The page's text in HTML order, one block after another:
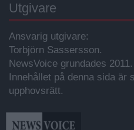
Utgivare
Ansvarig utgivare:
Torbjörn Sassersson.
NewsVoice grundades 2011.
Innehållet på denna sida är
upphovsrätt.